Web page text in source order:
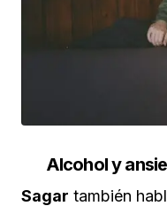
Alcohol y
Sagar también